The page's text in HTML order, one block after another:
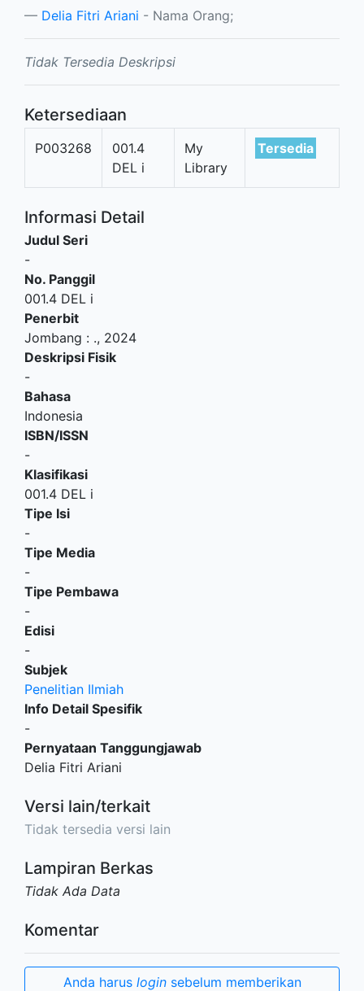
Delia Fitri Ariani - Nama Orang;
Tidak Tersedia Deskripsi
Ketersediaan
P003268
001.4
DEL i
My
Library
Tersedia
Informasi Detail
Judul Seri
-
No. Panggil
001.4 DEL i
Penerbit
Jombang : ., 2024
Deskripsi Fisik
-
Bahasa
Indonesia
ISBN/ISSN
-
Klasifikasi
001.4 DEL i
Tipe Isi
-
Tipe Media
-
Tipe Pembawa
-
Edisi
-
Subjek
Penelitian Ilmiah
Info Detail Spesifik
-
Pernyataan Tanggungjawab
Delia Fitri Ariani
Versi lain/terkait
Tidak tersedia versi lain
Lampiran Berkas
Tidak Ada Data
Komentar
Anda harus loginsebelum memberikan